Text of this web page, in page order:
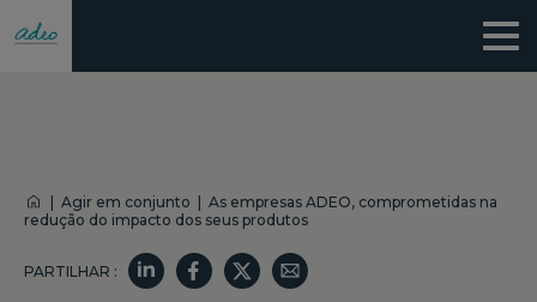
Agir em conjunto
As empresas ADEO, comprometidas na
redução do impacto dos seus produtos
PARTILHAR :